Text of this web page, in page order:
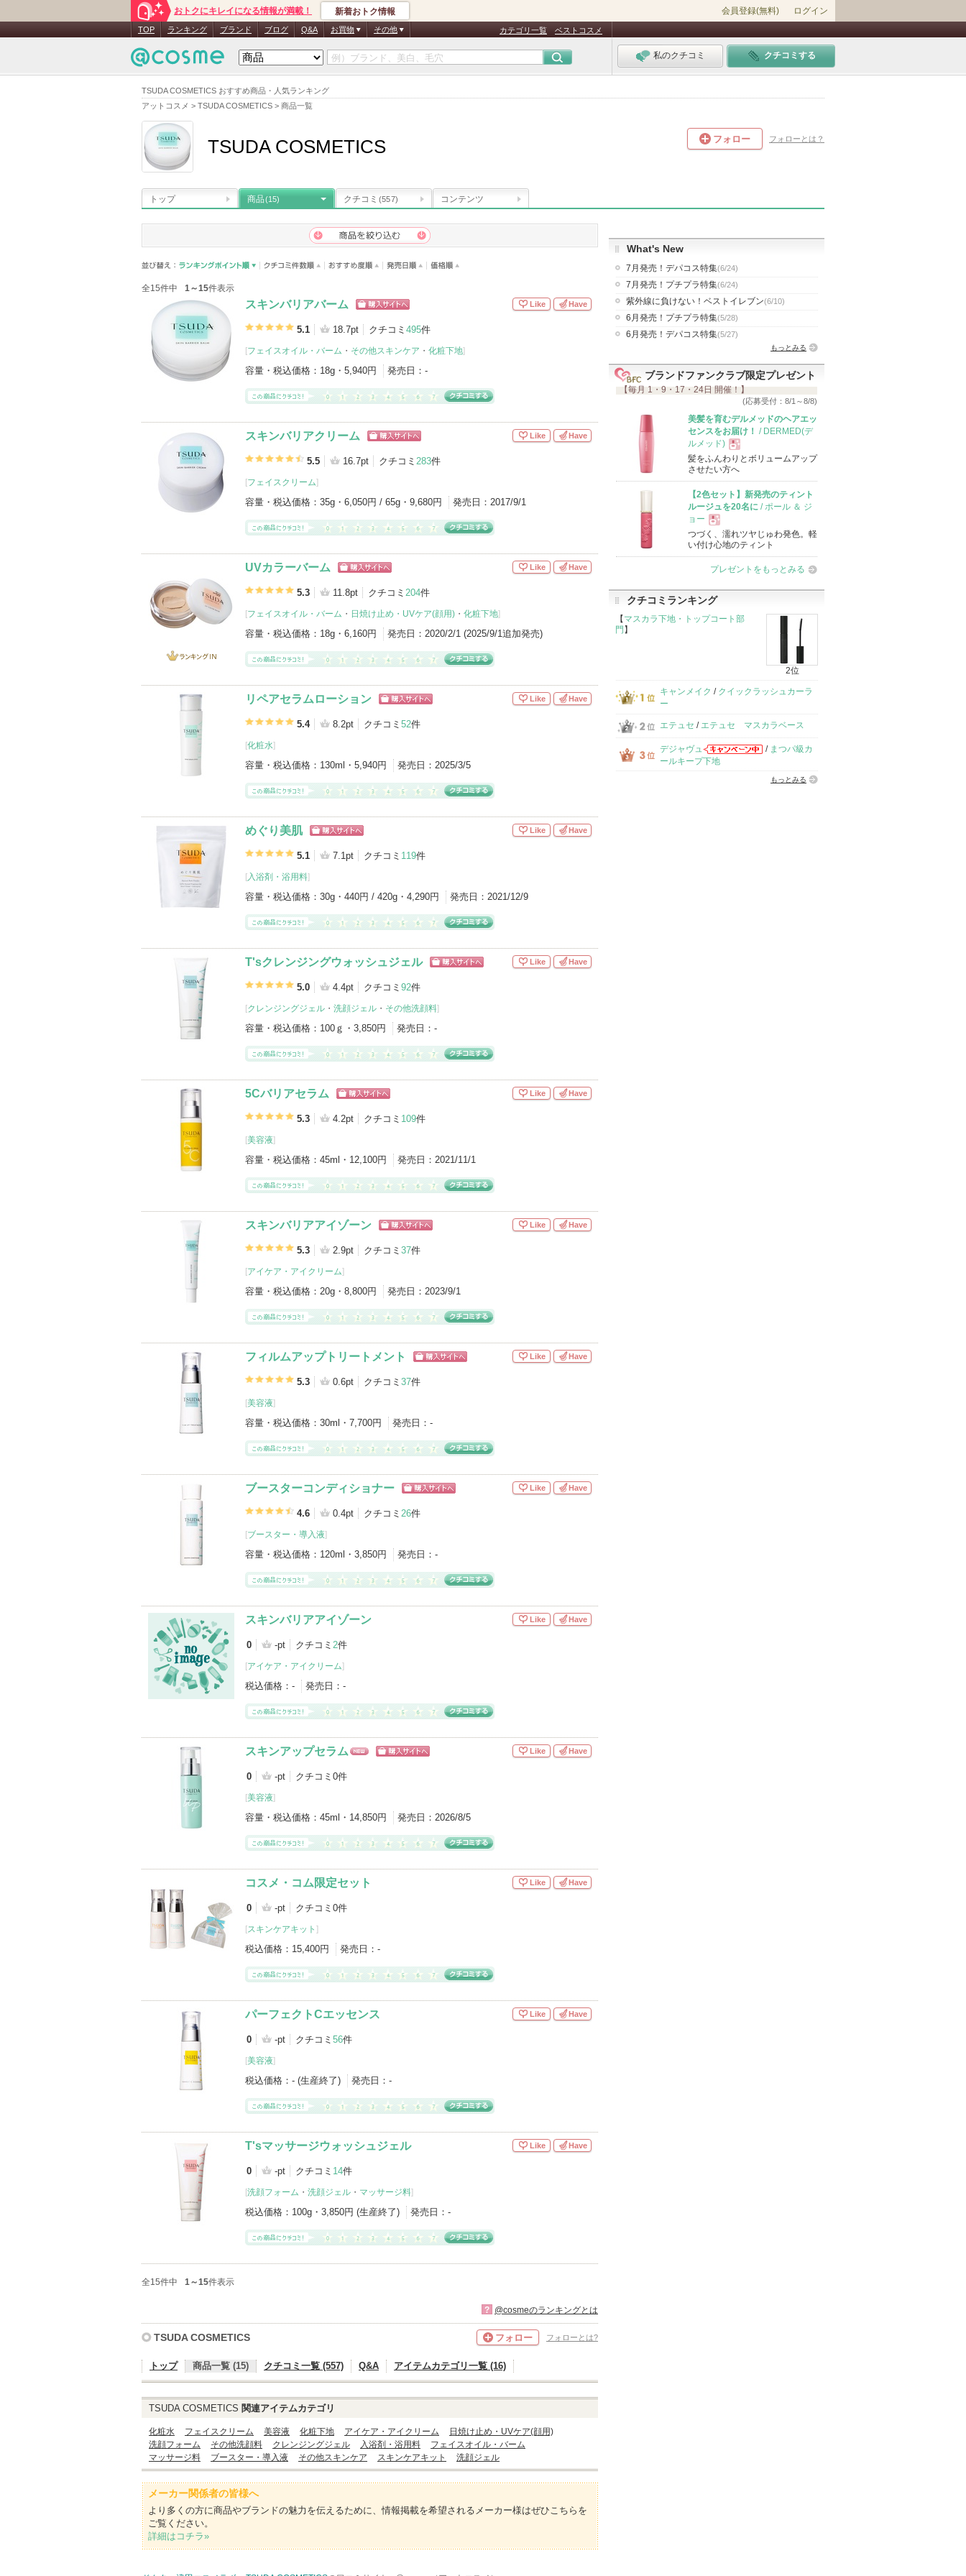
TSUDA COSMETICS おすすめ商品・人気ランキング
アットコスメ > TSUDA COSMETICS > 商品一覧
おトクにキレイになる情報が満載！ 新着おトク情報 会員登録(無料) ログイン
TOP ランキング ブランド ブログ Q&A お買物 その他 カテゴリ一覧 ベストコスメ
私のクチコミ クチコミする
TSUDA COSMETICS フォロー フォローとは？
トップ 商品(15) クチコミ (557) コンテンツ
全15件中 1～15件表示
スキンバリアバーム
グサイトへ
5.1 18.7pt クチコミ 495件
[フェイスオイル・バーム ・ その他スキンケア ・ 化粧下地]
容量・税込価格： 18g・5,940円 発売日： -
Like Have
スキンバリアクリーム
グサイトへ
5.5 16.7pt クチコミ 283件
[フェイスクリーム]
容量・税込価格： 35g・6,050円 / 65g・9,680円 発売日： 2017/9/1
Like Have
UVカラーバーム
グサイトへ
5.3 11.8pt クチコミ 204件
[フェイスオイル・バーム ・ 日焼け止め・UVケア(顔用) ・ 化粧下地]
容量・税込価格： 18g・6,160円 発売日： 2020/2/1 (2025/9/1追加発売)
Like Have
リペアセラムローション
グサイトへ
5.4 8.2pt クチコミ 52件
[化粧水]
容量・税込価格： 130ml・5,940円 発売日： 2025/3/5
Like Have
めぐり美肌
グサイトへ
5.1 7.1pt クチコミ 119件
[入浴剤・浴用料]
容量・税込価格： 30g・440円 / 420g・4,290円 発売日： 2021/12/9
Like Have
T'sクレンジングウォッシュジェル
5.0 4.4pt クチコミ 92件
[クレンジングジェル ・ 洗顔ジェル ・ その他洗顔料]
容量・税込価格： 100ｇ・3,850円 発売日： -
Like Have
5Cバリアセラム
グサイトへ
5.3 4.2pt クチコミ 109件
[美容液]
容量・税込価格： 45ml・12,100円 発売日： 2021/11/1
Like Have
スキンバリアアイゾーン
グサイトへ
5.3 2.9pt クチコミ 37件
[アイケア・アイクリーム]
容量・税込価格： 20g・8,800円 発売日： 2023/9/1
Like Have
フィルムアップトリートメント
グサイトへ
5.3 0.6pt クチコミ 37件
[美容液]
容量・税込価格： 30ml・7,700円 発売日： -
Like Have
ブースターコンディショナー
グサイトへ
4.6 0.4pt クチコミ 26件
[ブースター・導入液]
容量・税込価格： 120ml・3,850円 発売日： -
Like Have
スキンバリアアイゾーン
0 -pt クチコミ 2件
[アイケア・アイクリーム]
税込価格： - 発売日： -
Like Have
スキンアップセラム
0 -pt クチコミ0件
[美容液]
容量・税込価格： 45ml・14,850円 発売日： 2026/8/5
Like Have
コスメ・コム限定セット
0 -pt クチコミ0件
[スキンケアキット ]
税込価格： 15,400円 発売日： -
Like Have
パーフェクトCエッセンス
0 -pt クチコミ 56件
[美容液]
税込価格： - (生産終了) 発売日： -
Like Have
T'sマッサージウォッシュジェル
0 -pt クチコミ 14件
[洗顔フォーム ・ 洗顔ジェル ・ マッサージ料]
税込価格： 100g・3,850円 (生産終了) 発売日： -
Like Have
全15件中 1～15件表示
? @cosmeのランキングとは
TSUDA COSMETICS フォロー フォローとは?
トップ 商品一覧 (15) クチコミ一覧 (557) Q&A アイテムカテゴリ一覧 (16)
TSUDA COSMETICS 関連アイテムカテゴリ
化粧水 フェイスクリーム 美容液 化粧下地 アイケア・アイクリーム
日焼け止め・UVケア(顔用)
洗顔フォーム
その他洗顔料 クレンジングジェル 入浴剤・浴用料
フェイスオイル・バーム
マッサージ料
ブースター・導入液 その他スキンケア スキンケアキット 洗顔ジェル
メーカー関係者の皆様へ
より多くの方に商品やブランドの魅力を伝えるために、情報掲載を希望されるメーカー様はぜひこちらを
ご覧ください。
詳細はコチラ»
What's New
7月発売！デパコス特集(6/24)
7月発売！プチプラ特集(6/24)
紫外線に負けない！ベストイレブン(6/10)
6月発売！プチプラ特集(5/28)
6月発売！デパコス特集(5/27)
もっとみる
ブランドファンクラブ限定プレゼント
【毎月 1・9・17・24日 開催！】
(応募受付：8/1～8/8)
美髪を育むデルメッドのヘアエッ
センスをお届け！
/ DERMED(デ
ルメッド)
現
品
髪をふんわりとボリュームアップ
させたい方へ
【2色セット】新発売のティント
ルージュを20名に / ポール ＆ ジ
ョー
現
品
つづく、濡れツヤじゅわ発色。軽
い付け心地のティント
プレゼントをもっとみる
クチコミランキング
【マスカラ下地・トップコート部
門】
2位
キャンメイク / クイックラッシュカーラ
ー
エテュセ / エテュセ マスカラベース
デジャヴュ / まつパ級カ
ールキープ下地
もっとみる